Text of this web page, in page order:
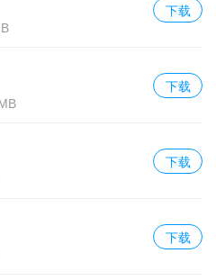
下载
下载
下载
下载